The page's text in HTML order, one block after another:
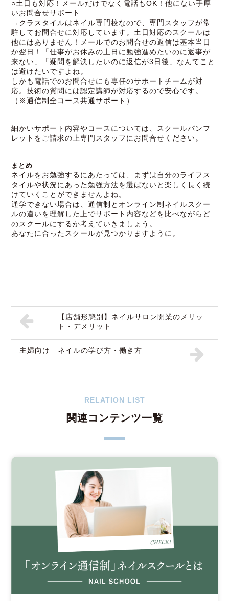
○土日も対応！メールだけでなく電話もOK！他にない手厚
いお問合せサポート
→クラスタイルはネイル専門校なので、専門スタッフが常
駐してお問合せに対応しています。土日対応のスクールは
他にはありません！メールでのお問合せの返信は基本当日
か翌日！「仕事がお休みの土日に勉強進めたいのに返事が
来ない」「疑問を解決したいのに返信が3日後」なんてこと
は避けたいですよね。
しかも電話でのお問合せにも専任のサポートチームが対
応。技術の質問には認定講師が対応するので安心です。
（※通信制全コース共通サポート）
細かいサポート内容やコースについては、スクールパンフ
レットをご請求の上専門スタッフにお問合せください。
まとめ
ネイルをお勉強するにあたっては、まずは自分のライフス
タイルや状況にあった勉強方法を選ばないと楽しく長く続
けていくことができませんよね。
通学できない場合は、通信制とオンライン制ネイルスクー
ルの違いを理解した上でサポート内容などを比べながらど
のスクールにするか考えていきましょう。
あなたに合ったスクールが見つかりますように。
【店舗形態別】ネイルサロン開業のメリッ
ト・デメリット
主婦向け ネイルの学び方・働き方
RELATION LIST
関連コンテンツ一覧